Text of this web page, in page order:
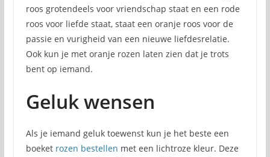
roos grotendeels voor vriendschap staat en een rode
roos voor liefde staat, staat een oranje roos voor de
passie en vurigheid van een nieuwe liefdesrelatie.
Ook kun je met oranje rozen laten zien dat je trots
bent op iemand.
Geluk wensen
Als je iemand geluk toewenst kun je het beste een
boeket rozen bestellen met een lichtroze kleur. Deze